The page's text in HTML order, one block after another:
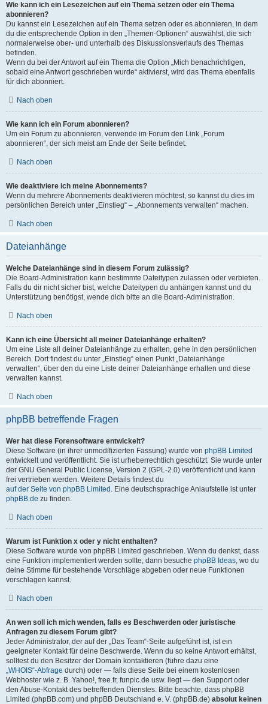
Wie kann ich ein Lesezeichen auf ein Thema setzen oder ein Thema
abonnieren?
Du kannst ein Lesezeichen auf ein Thema setzen oder es abonnieren, in dem
du die entsprechende Option in den „Themen-Optionen“ auswählst, die sich
normalerweise ober- und unterhalb des Diskussionsverlaufs des Themas
befinden.
Wenn du bei der Antwort auf ein Thema die Option „Mich benachrichtigen,
sobald eine Antwort geschrieben wurde“ aktivierst, wird das Thema ebenfalls
für dich abonniert.
Nach oben
Wie kann ich ein Forum abonnieren?
Um ein Forum zu abonnieren, verwende im Forum den Link „Forum
abonnieren“, der sich meist am Ende der Seite befindet.
Nach oben
Wie deaktiviere ich meine Abonnements?
Wenn du mehrere Abonnements deaktivieren möchtest, so kannst du dies im
persönlichen Bereich unter „Einstieg“ – „Abonnements verwalten“ machen.
Nach oben
Dateianhänge
Welche Dateianhänge sind in diesem Forum zulässig?
Die Board-Administration kann bestimmte Dateitypen zulassen oder verbieten.
Falls du dir nicht sicher bist, welche Dateitypen du anhängen kannst und du
Unterstützung benötigst, wende dich bitte an die Board-Administration.
Nach oben
Kann ich eine Übersicht all meiner Dateianhänge erhalten?
Um eine Liste all deiner Dateianhänge zu erhalten, gehe in den persönlichen
Bereich. Dort findest du unter „Einstieg“ einen Punkt „Dateianhänge
verwalten“, über den du eine Liste deiner Dateianhänge erhalten und diese
verwalten kannst.
Nach oben
phpBB betreffende Fragen
Wer hat diese Forensoftware entwickelt?
Diese Software (in ihrer unmodifizierten Fassung) wurde von phpBB Limited
entwickelt und veröffentlicht. Sie ist urheberrechtlich geschützt. Sie wurde unter
der GNU General Public License, Version 2 (GPL-2.0) veröffentlicht und kann
frei vertrieben werden. Weitere Details findest du
auf der Seite von phpBB Limited . Eine deutschsprachige Anlaufstelle ist unter
phpBB.de zu finden.
Nach oben
Warum ist Funktion x oder y nicht enthalten?
Diese Software wurde von phpBB Limited geschrieben. Wenn du denkst, dass
eine Funktion implementiert werden sollte, dann besuche phpBB Ideas, wo du
deine Stimme für bestehende Vorschläge abgeben oder neue Funktionen
vorschlagen kannst.
Nach oben
An wen soll ich mich wenden, falls es Beschwerden oder juristische
Anfragen zu diesem Forum gibt?
Jeder Administrator, der auf der „Das Team“-Seite aufgeführt ist, ist ein
geeigneter Kontakt für deine Beschwerde. Wenn du so keine Antwort erhältst,
solltest du den Besitzer der Domain kontaktieren (führe dazu eine
„WHOIS“-Abfrage durch) oder — falls diese Seite bei einem kostenlosen
Webhoster wie z. B. Yahoo!, free.fr, funpic.de usw. liegt — den Support oder
den Abuse-Kontakt des betreffenden Dienstes. Bitte beachte, dass phpBB
Limited (phpBB.com) und phpBB Deutschland e. V. (phpBB.de) absolut keinen